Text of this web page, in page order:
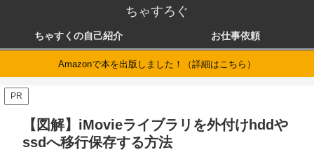
ちゃすろぐ
ちゃすくの自己紹介 お仕事依頼
Amazonで本を出版しました！（詳細はこちら）
PR
【図解】iMovieライブラリを外付けhddや
ssdへ移行保存する方法